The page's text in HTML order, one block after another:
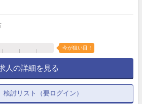
今が狙い目！
人の詳細を見る
検討リスト（要ログイン）